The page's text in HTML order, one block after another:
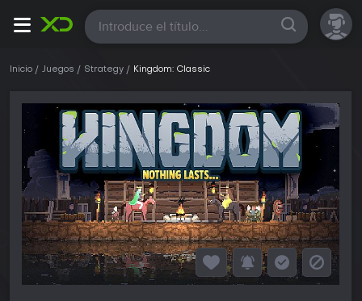
Todas
Inicio Juegos Strategy Kingdom: Classic